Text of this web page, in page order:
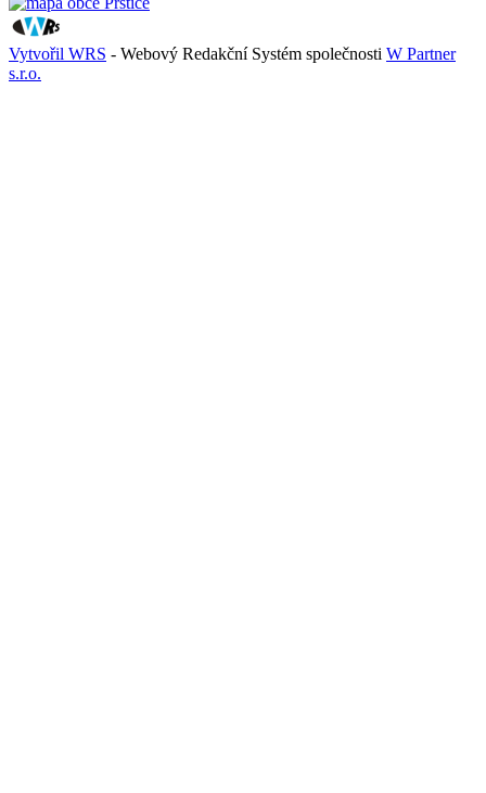
Vytvořil WRS - Webový Redakční Systém společnosti W Partner
s.r.o.